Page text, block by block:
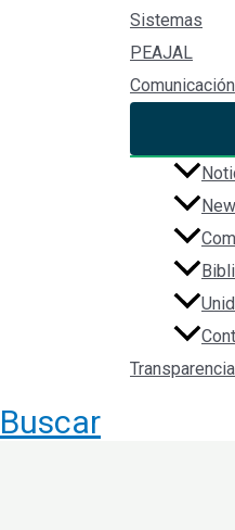
Sistemas
PEAJAL
Comunicación
Transparencia
Buscar